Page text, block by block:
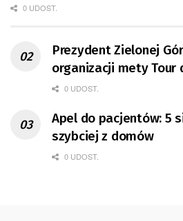
0 UDOST.
Prezydent Zielonej
organizacji mety Tour
0 UDOST.
Apel do pacjentów: 5
szybciej z domów
0 UDOST.